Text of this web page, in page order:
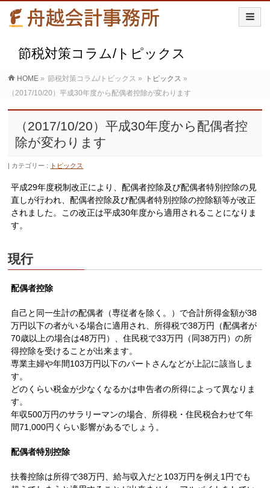
節税対策コラム/トピックス
HOME » 節税対策コラム/トピックス » トピックス »
（2017/10/20）平成30年度から配偶者控除が変わります
（2017/10/20）平成30年度から配偶者控
除が変わります
カテゴリー : トピックス
平成29年度税制改正により、配偶者控除及び配偶者特別控除の見
直しが行われ、配偶者控除及び配偶者特別控除の控除額等が改正
されました。この改正は平成30年度から適用されることになりま
す。
現行
配偶者控除
自己と同一生計の配偶者（専従者を除く。）で合計所得金額が38
万円以下の者がいる場合に適用され、所得税で38万円（配偶者が
70歳以上の場合は48万円）、住民税で33万円（同38万円）の所
得控除を受けることが出来ます。
専業主婦や年間103万円以下のパートさんなどが上記に該当しま
す。
どのくらい税金が少なくなるかは申告者の所得によって異なりま
す。
年収500万円のサラリーマンの場合、所得税・住民税合わせて年
間71,000円くらい影響があるでしょう。
配偶者特別控除
扶養控除は所得で38万円、給与収入だと103万円を例え1円でも